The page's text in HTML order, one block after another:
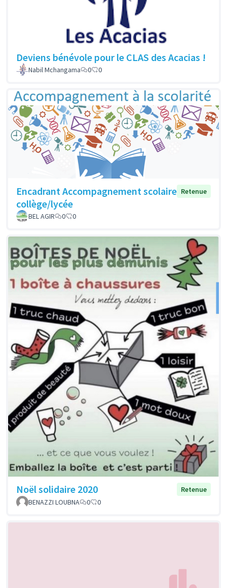
Deviens bénévole pour le CLAS des Acacias !
Nabil Mchangama 0 0
Encadrant Accompagnement scolaire
collège/lycée
Retenue
BEL AGIR 0 0
Noël solidaire 2020
Retenue
BENAZZI LOUBNA
0 0